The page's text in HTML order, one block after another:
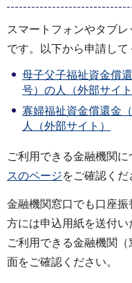
スマートフォンやタブ
です。以下から申請して
母子父子福祉資金償
号）の人（外部サイト
寡婦福祉資金償還金
人（外部サイト）
ご利用できる金融機関に
スのページをご確認くだ
金融機関窓口でも口座
方には申込用紙を送付い
ご利用できる金融機関
面をご確認ください。